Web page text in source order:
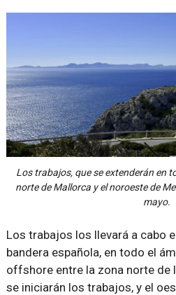
Los trabajos, que se extenderán en
norte de Mallorca y el noroeste de
mayo.
Los trabajos los llevará a cabo
bandera española, en todo el
offshore entre la zona norte de
se iniciarán los trabajos, y el